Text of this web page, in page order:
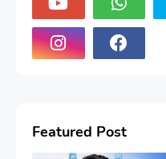
Featured Post